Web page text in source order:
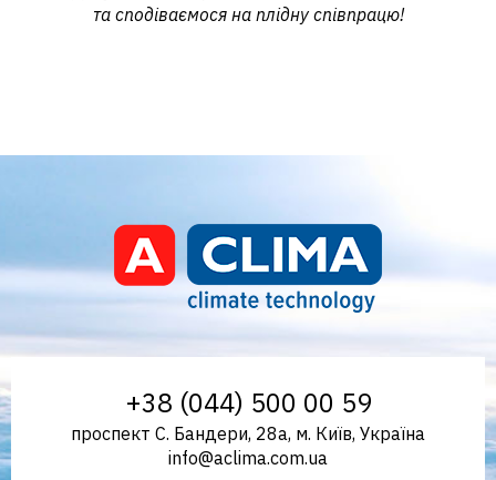
та сподіваємося на плідну співпрацю!
+38 (044) 500 00 59
проспект С. Бандери, 28а, м. Київ, Україна
info@aclima.com.ua